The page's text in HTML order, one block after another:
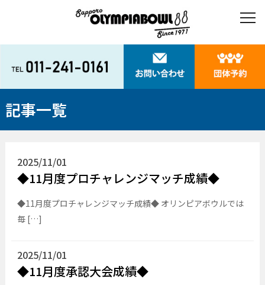
記事一覧
2025/11/01
◆11月度プロチャレンジマッチ成績◆
◆11月度プロチャレンジマッチ成績◆ オリンピアボウルでは
毎 […]
2025/11/01
◆11月度承認大会成績◆